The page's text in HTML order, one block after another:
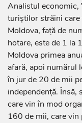
Analistul economic,
turiștilor străini
Moldova, față de
hotare, este de 1 la
Moldova primea
afară, apoi
în jur de 20 de mii
independență. Însă,
care vin în mod
160 de mii, care